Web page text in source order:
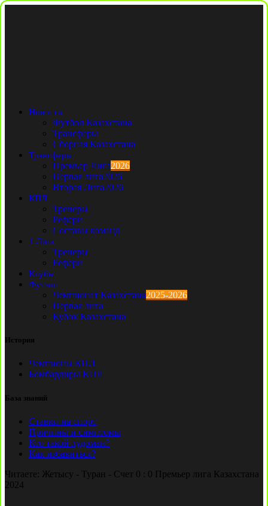
Новости
Футбол Казахстана
Трансферы
Сборная Казахстана
Трансферы
Премьер Лига2026
Первая лига2026
Вторая Лига2026
КПЛ
Тренеры
Рефери
Составы команд
1 Лига
Тренеры
Рефери
Клубы
Футзал
Чемпионат Казахстана2025-2026
Первая лига
Кубок Казахстана
История
Чемпионы КПЛ
Бомбардиры КПЛ
База знаний
Ставки на спорт
Причины и симптомы
Кто такой лудоман?
Как избавиться?
Читаете: Жетысу - Туран - Счет 0 : 0 Премьер лига Казахстана
2024